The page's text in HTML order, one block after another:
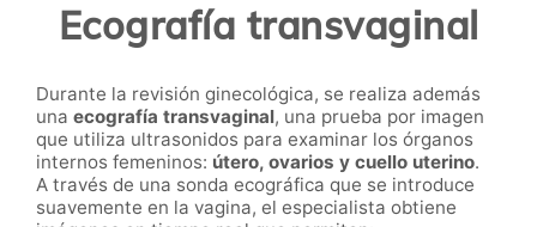
Ecografía transvaginal
Durante la revisión ginecológica, se realiza además
una ecografía transvaginal, una prueba por imagen
que utiliza ultrasonidos para examinar los órganos
internos femeninos: útero, ovarios y cuello uterino.
A través de una sonda ecográfica que se introduce
suavemente en la vagina, el especialista obtiene